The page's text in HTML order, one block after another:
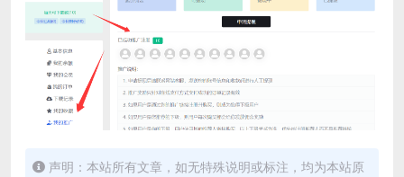
声明：本站所有文章，如无特殊说明或标注，均为本站原